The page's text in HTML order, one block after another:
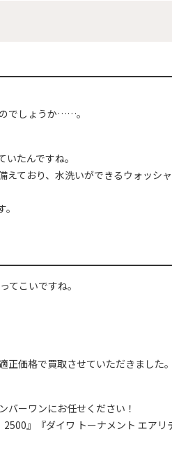
でしょうか……。
たんですね。
ており、水洗いができるウォッシ
てこいですね。
価格で買取させていただきました。
バーワンにお任せください！
』『ダイワ トーナメント エア